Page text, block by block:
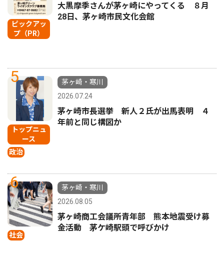
ピックアッ
プ（PR）
大黒摩季さんが茅ヶ崎にやってくる ８月
28日、茅ヶ崎市民文化会館
5
トップニュ
ース
政治
茅ヶ崎・寒川
2026.07.24
茅ヶ崎市長選挙 新人２氏が出馬表明 ４
年前と同じ構図か
6
社会
茅ヶ崎・寒川
2026.08.05
茅ヶ崎商工会議所青年部 熊本地震受け募
金活動 茅ケ崎駅頭で呼びかけ